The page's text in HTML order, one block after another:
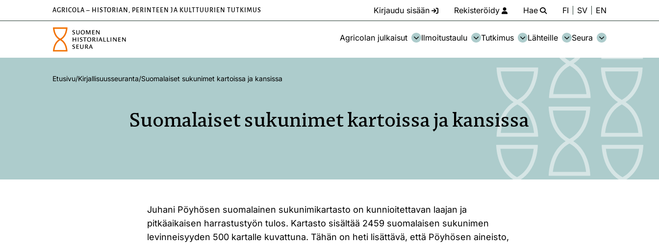
AGRICOLA – HISTORIAN, PERINTEEN JA KULTTUURIEN TUTKIMUS Kirjaudu sisään Rekisteröidy Hae FI SV EN
Agricolan julkaisut Ilmoitustaulu Tutkimus Lähteille Seura
Etusivu/Kirjallisuusseuranta/Suomalaiset sukunimet kartoissa ja kansissa
Suomalaiset sukunimet kartoissa ja kansissa
Juhani Pöyhösen suomalainen sukunimikartasto on kunnioitettavan laajan ja
pitkäaikaisen harrastustyön tulos. Kartasto sisältää 2459 suomalaisen sukunimen
levinneisyyden 500 kartalle kuvattuna. Tähän on heti lisättävä, että Pöyhösen aineisto,